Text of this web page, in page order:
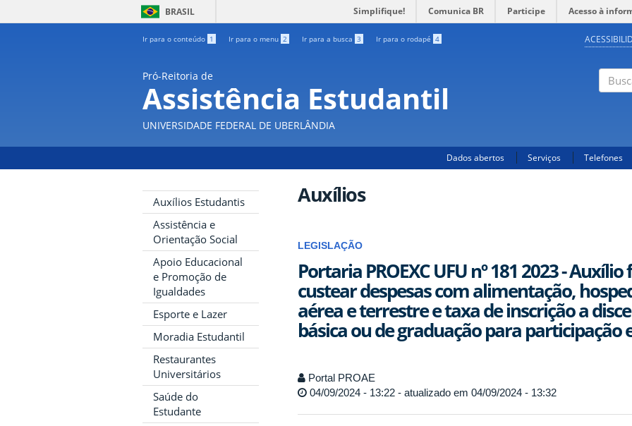
BRASIL Simplifique! Comunica BR Participe Acesso à
Ir para o conteúdo 1 Ir para o menu 2 Ir para a busca 3 Ir para o rodapé 4
Pró-Reitoria de
Assistência Estudantil
UNIVERSIDADE FEDERAL DE UBERLÂNDIA
Dados abertos Serviços Telefones
Auxílios Estudantis
Assistência e
Orientação Social
Apoio Educacional
e Promoção de
Igualdades
Esporte e Lazer
Moradia Estudantil
Restaurantes
Universitários
Saúde do
Estudante
Auxílios
LEGISLAÇÃO
Portaria PROEXC UFU nº 181 2023 -
custear despesas com alimentação,
aérea e terrestre e taxa de inscrição a
básica ou de graduação para participação
Portal PROAE
04/09/2024 - 13:22 - atualizado em 04/09/2024 - 13:32